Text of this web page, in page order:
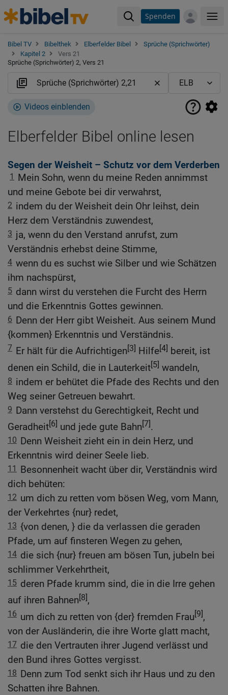
Spenden
Bibel TV Bibelthek Elberfelder Bibel
Sprüche (Sprichwörter)
Kapitel 2
Vers 21
Sprüche (Sprichwörter) 2, Vers 21
Videos einblenden
Elberfelder Bibel online lesen
Segen der Weisheit – Schutz vor dem Verderben
1
Mein Sohn, wenn du meine Reden annimmst
und meine Gebote bei dir verwahrst,
2 indem du der Weisheit dein Ohr leihst, dein
Herz dem Verständnis zuwendest,
3 ja, wenn du den Verstand anrufst, zum
Verständnis erhebst deine Stimme,
4 wenn du es suchst wie Silber und wie Schätzen
ihm nachspürst,
5 dann wirst du verstehen die Furcht des Herrn
und die Erkenntnis Gottes gewinnen.
6 Denn der Herr gibt Weisheit. Aus seinem Mund
{kommen} Erkenntnis und Verständnis.
7 Er hält für die Aufrichtigen[3] Hilfe[4] bereit, ist
denen ein Schild, die in Lauterkeit[5] wandeln,
8 indem er behütet die Pfade des Rechts und den
Weg seiner Getreuen bewahrt.
9 Dann verstehst du Gerechtigkeit, Recht und
Geradheit[6] und jede gute Bahn[7].
10 Denn Weisheit zieht ein in dein Herz, und
Erkenntnis wird deiner Seele lieb.
11
Besonnenheit wacht über dir, Verständnis wird
dich behüten:
12 um dich zu retten vom bösen Weg, vom Mann,
der Verkehrtes {nur} redet,
13 {von denen, } die da verlassen die geraden
Pfade, um auf finsteren Wegen zu gehen,
14 die sich {nur} freuen am bösen Tun, jubeln bei
schlimmer Verkehrtheit,
15 deren Pfade krumm sind, die in die Irre gehen
auf ihren Bahnen[8],
16 um dich zu retten von {der} fremden Frau[9],
von der Ausländerin, die ihre Worte glatt macht,
17 die den Vertrauten ihrer Jugend verlässt und
den Bund ihres Gottes vergisst.
18 Denn zum Tod senkt sich ihr Haus und zu den
Schatten ihre Bahnen.